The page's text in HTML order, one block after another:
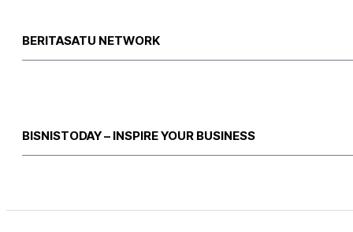
BERITASATU NETWORK
BISNISTODAY – INSPIRE YOUR BUSINESS